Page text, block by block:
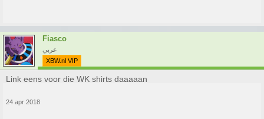
Fiasco
عربي
XBW.nl VIP
Link eens voor die WK shirts daaaaan
24 apr 2018